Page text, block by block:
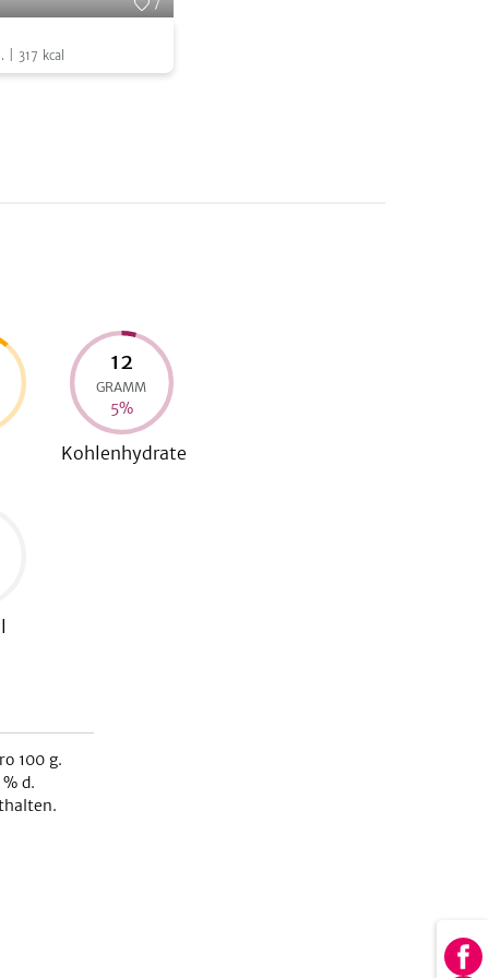
7
317 kcal
12
GRAMM
5%
Kohlenhydrate
100 g.
% d.